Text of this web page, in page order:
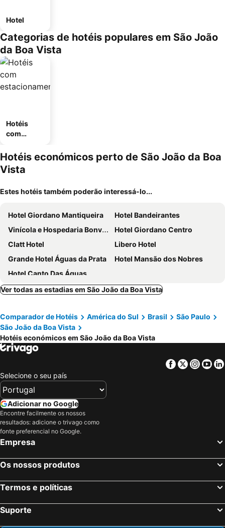
Hotel
Categorias de hotéis populares em São João
da Boa Vista
Hotéis
com
mento
Hotéis económicos perto de São João da Boa
Vista
Estes hotéis também poderão interessá-lo...
Hotel Giordano Mantiqueira
Hotel Bandeirantes
Vinícola e Hospedaria Bonventi Ltda
Hotel Giordano Centro
Clatt Hotel
Libero Hotel
Grande Hotel Águas da Prata
Hotel Mansão dos Nobres
Hotel Canto Das Águas
Ver todas as estadias em São João da Boa Vista
Comparador de Hotéis América do Sul Brasil
São Paulo
São João da Boa Vista
Hotéis económicos em São João da Boa Vista
Facebook
Twitter
Selecione o seu país
Adicionar no Google
Encontre facilmente os nossos
resultados: adicione o trivago como
fonte preferencial no Google.
Empresa
Os nossos produtos
Termos e políticas
Suporte